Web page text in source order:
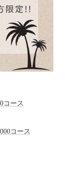
コース
コース